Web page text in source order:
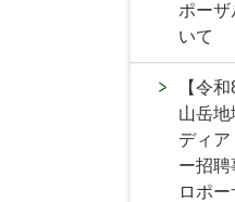
ポー
いて
【令
山岳地
ディ
ー招
ロポ